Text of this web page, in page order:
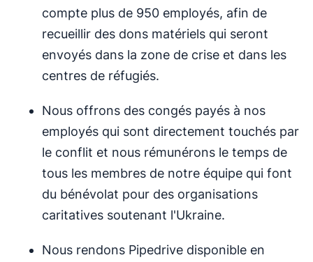
compte plus de 950 employés, afin de
recueillir des dons matériels qui seront
envoyés dans la zone de crise et dans les
centres de réfugiés.
Nous offrons des congés payés à nos
employés qui sont directement touchés par
le conflit et nous rémunérons le temps de
tous les membres de notre équipe qui font
du bénévolat pour des organisations
caritatives soutenant l'Ukraine.
Nous rendons Pipedrive disponible en